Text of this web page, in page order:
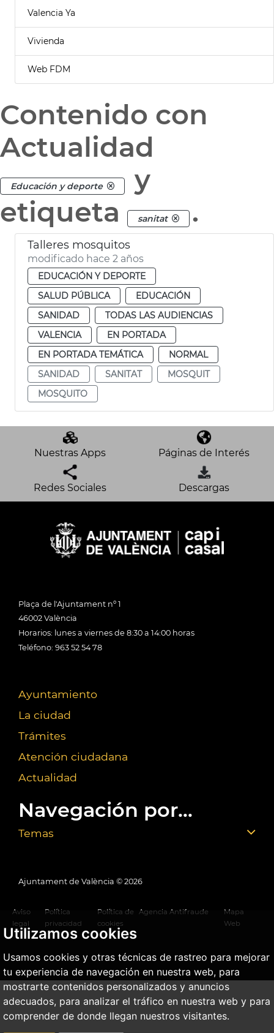
Utilizamos cookies
Usamos cookies y otras técnicas de rastreo para mejorar
tu experiencia de navegación en nuestra web, para
mostrarte contenidos personalizados y anuncios
adecuados, para analizar el tráfico en nuestra web y para
comprender de donde llegan nuestros visitantes.
Valencia Ya
Vivienda
Web FDM
Contenido con
Actualidad
Educación y deporte
y
etiqueta
sanitat .
Talleres mosquitos
modificado hace 2 años
EDUCACIÓN Y DEPORTE
SALUD PÚBLICA
EDUCACIÓN
SANIDAD
TODAS LAS AUDIENCIAS
VALENCIA
EN PORTADA
EN PORTADA TEMÁTICA
NORMAL
SANIDAD
SANITAT
MOSQUIT
MOSQUITO
Nuestras Apps Páginas de Interés
Redes Sociales Descargas
Plaça de l'Ajuntament nº 1
46002 València
Horarios: lunes a viernes de 8:30 a 14:00 horas
Teléfono: 963 52 54 78
Ayuntamiento
La ciudad
Trámites
Atención ciudadana
Actualidad
Navegación por...
Temas
Ajuntament de València © 2026
Aviso
legal
Política
privacidad
Política de
cookies
Agencia Antifraude
Mapa
Web